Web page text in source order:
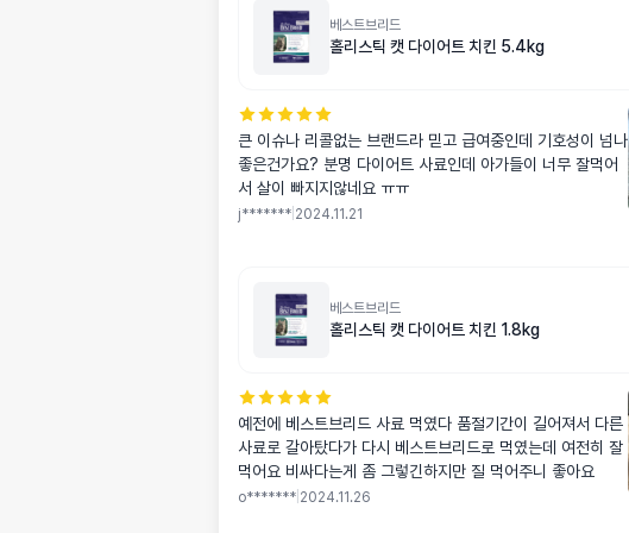
베스트브리드
홀리스틱 캣 다이어트 치킨 5.4kg
큰 이슈나 리콜없는 브랜드라 믿고 급여중인데 기호성이 넘나
좋은건가요? 분명 다이어트 사료인데 아가들이 너무 잘먹어
서 살이 빠지지않네요 ㅠㅠ
j******* 2024.11.21
베스트브리드
홀리스틱 캣 다이어트 치킨 1.8kg
예전에 베스트브리드 사료 먹였다 품절기간이 길어져서 다른
사료로 갈아탔다가 다시 베스트브리드로 먹였는데 여전히 잘
먹어요 비싸다는게 좀 그렇긴하지만 질 먹어주니 좋아요
o******* 2024.11.26